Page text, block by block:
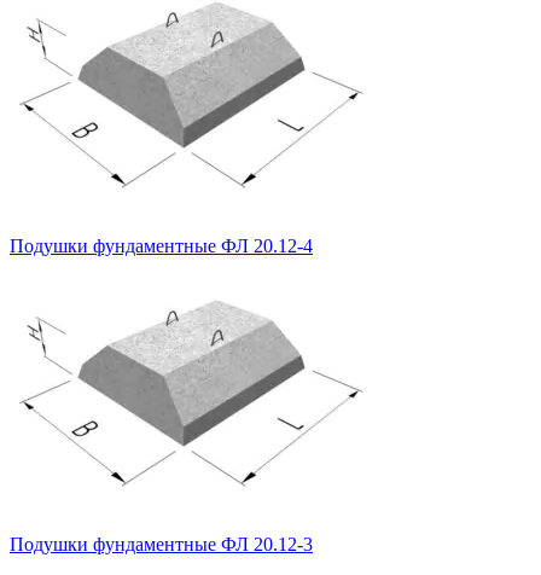
Подушки фундаментные ФЛ 20.12-4
Подушки фундаментные ФЛ 20.12-3